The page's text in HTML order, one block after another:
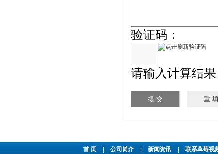
验证码：
请输入计算结果
首 页 公司简介 新闻资讯 联系草莓视